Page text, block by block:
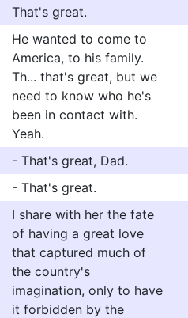
That's great.
He wanted to come to
America, to his family.
Th... that's great, but we
need to know who he's
been in contact with.
Yeah.
- That's great, Dad.
- That's great.
I share with her the fate
of having a great love
that captured much of
the country's
imagination, only to have
it forbidden by the